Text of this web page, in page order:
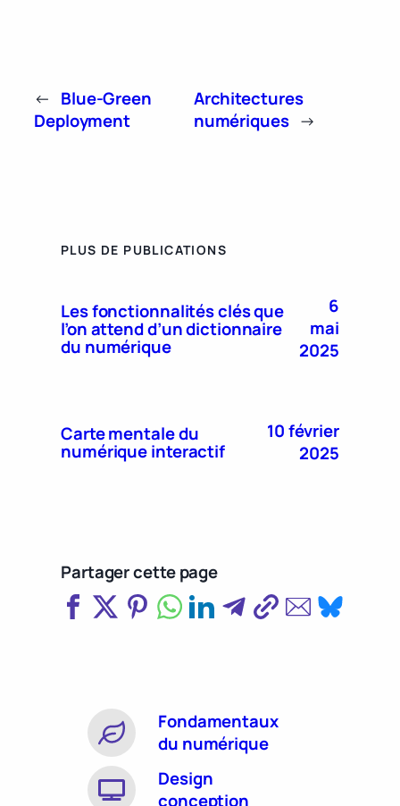
← Blue-Green
Deployment
Architectures
numériques →
PLUS DE PUBLICATIONS
Les fonctionnalités clés que
l’on attend d’un dictionnaire
du numérique
6
mai
2025
Carte mentale du
numérique interactif
10 février
2025
Partager cette page
Fondamentaux
du numérique
Design
conception